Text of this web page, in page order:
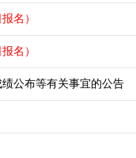
名）
名）
公布等有关事宜的公告